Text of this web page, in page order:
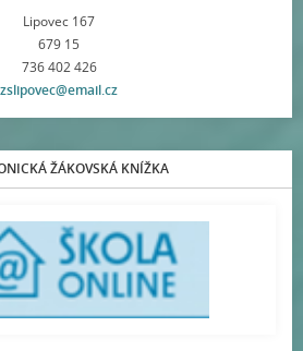
Lipovec 167
679 15
736 402 426
zslipovec@email.cz
ŽÁKOVSKÁ KNÍŽKA